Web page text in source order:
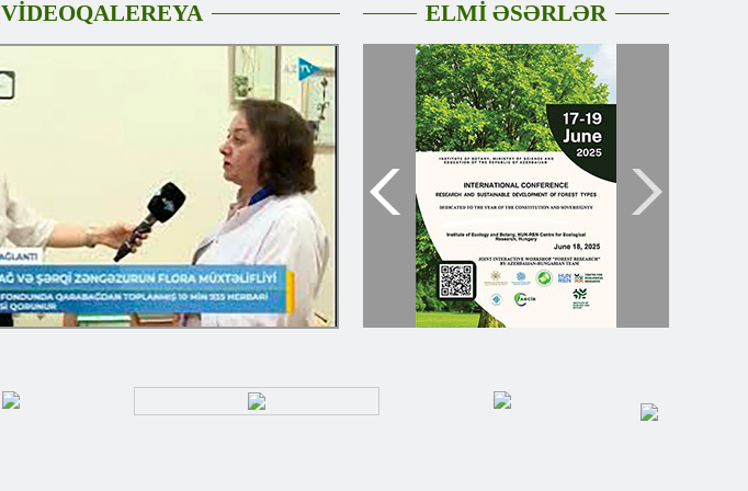
VİDEOQALEREYA ELMİ ƏSƏRLƏR